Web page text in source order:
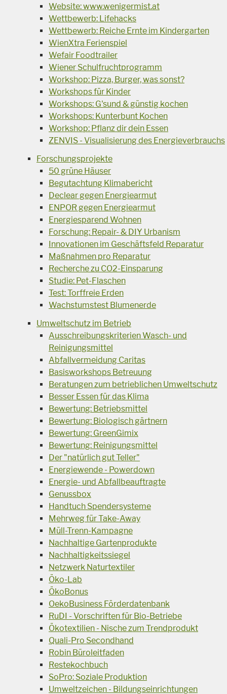
Website: www.wenigermist.at
Wettbewerb: Lifehacks
Wettbewerb: Reiche Ernte im Kindergarten
WienXtra Ferienspiel
Wefair Foodtrailer
Wiener Schulfruchtprogramm
Workshop: Pizza, Burger, was sonst?
Workshops für Kinder
Workshops: G'sund & günstig kochen
Workshops: Kunterbunt Kochen
Workshop: Pflanz dir dein Essen
ZENVIS - Visualisierung des Energieverbrauchs
Forschungsprojekte
50 grüne Häuser
Begutachtung Klimabericht
Declear gegen Energiearmut
ENPOR gegen Energiearmut
Energiesparend Wohnen
Forschung: Repair- & DIY Urbanism
Innovationen im Geschäftsfeld Reparatur
Maßnahmen pro Reparatur
Recherche zu CO2-Einsparung
Studie: Pet-Flaschen
Test: Torffreie Erden
Wachstumstest Blumenerde
Umweltschutz im Betrieb
Ausschreibungskriterien Wasch- und
Reinigungsmittel
Abfallvermeidung Caritas
Basisworkshops Betreuung
Beratungen zum betrieblichen Umweltschutz
Besser Essen für das Klima
Bewertung: Betriebsmittel
Bewertung: Biologisch gärtnern
Bewertung: GreenGimix
Bewertung: Reinigungsmittel
Der "natürlich gut Teller"
Energiewende - Powerdown
Energie- und Abfallbeauftragte
Genussbox
Handtuch Spendersysteme
Mehrweg für Take-Away
Müll-Trenn-Kampagne
Nachhaltige Gartenprodukte
Nachhaltigkeitssiegel
Netzwerk Naturtextiler
Öko-Lab
ÖkoBonus
OekoBusiness Förderdatenbank
RuDI - Vorschriften für Bio-Betriebe
Ökotextilien - Nische zum Trendprodukt
Quali-Pro Secondhand
Robin Büroleitfaden
Restekochbuch
SoPro: Soziale Produktion
Umweltzeichen - Bildungseinrichtungen